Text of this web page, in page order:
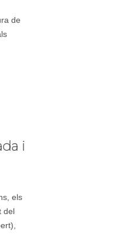
de
i
els
del